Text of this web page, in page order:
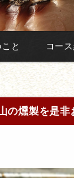
と コー
の燻製を是非